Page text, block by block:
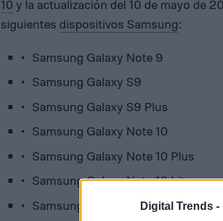
Digital Trends -
10 y la actualización del 10 de mayo de
siguientes dispositivos Samsung:
Samsung Galaxy Note 9
Samsung Galaxy S9
Samsung Galaxy S9 Plus
Samsung Galaxy Note 10
Samsung Galaxy Note 10 Plus
Samsung Galaxy Note 10 Lite
Samsung Galaxy Fold